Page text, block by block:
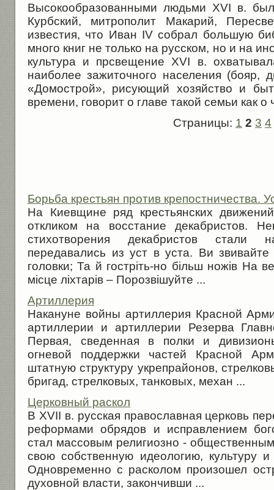
Высокообразованными людьми XVI в.
Курбский, митрополит Макарий,
известия, что Иван IV собрал большую
много книг не только на русском, но и на
культура и прсвещение XVI в.
наиболее зажиточного населения (бояр,
«Домострой», рисующий хозяйство и
времени, говорит о главе такой семьи как о
Страницы: 1 2 3 4
Борьба крестьян против крепостничества.
На Киевщине ряд крестьянских
откликом на восстание декабристов.
стихотворения декабристов
передавались из уст в уста. Ви звивайте
головки; Та й гостріть-но більш ножів На
місце ліхтарів – Порозвішуйте ...
Артиллерия
Накануне войны артиллерия Красной
артиллерии и артиллерии Резерва
Первая, сведенная в полки и
огневой поддержки частей Красной
штатную структуру укрепрайонов,
бригад, стрелковых, танковых, механ ...
Церковный раскол
В XVII в. русская православная церковь
реформами обрядов и исправлением
стал массовым религиозно -
свою собственную идеологию, культуру
Одновременно с расколом произошел
духовной власти, закончивши ...